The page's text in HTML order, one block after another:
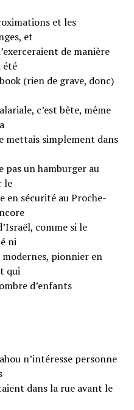
et les
et
de manière
été
(rien de grave, donc)
c’est bête, même
mettais simplement dans
pas un hamburger au
le
sécurité au Proche-
comme si le
ni
pionnier en
qui
d’enfants
n’intéresse personne
dans la rue avant le